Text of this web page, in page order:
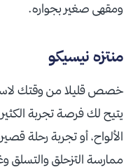
ومقهى صغير بجواره.
منتزه نيسيكو
خصص قليلا من وقتك
يتيح لك فرصة تجربة
الألواح، أو تجربة رحلة
ممارسة التزحلق والتسلق